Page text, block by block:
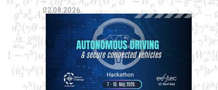
02.08.2026.